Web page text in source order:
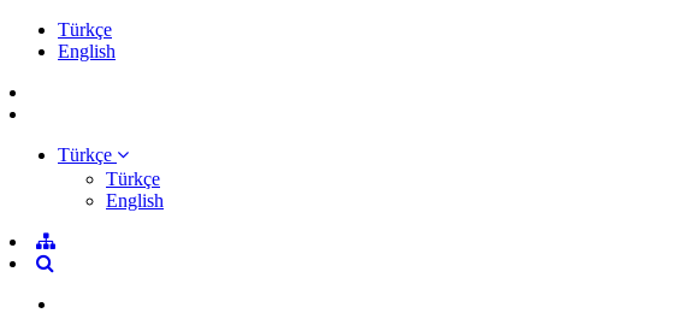
Türkçe
English
Türkçe
Türkçe
English